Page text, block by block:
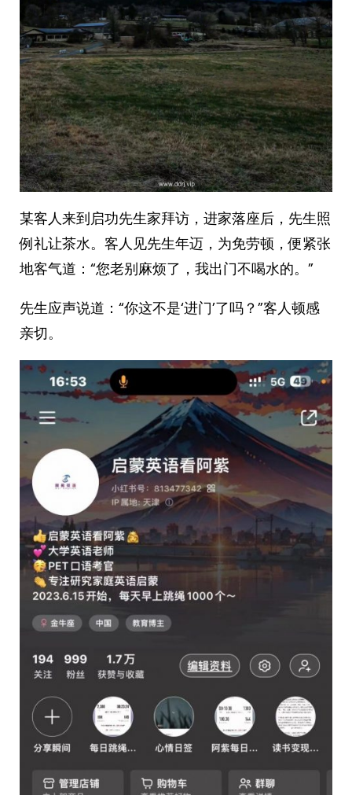
某客人来到启功先生家拜访，进家落座后，先生照
例礼让茶水。客人见先生年迈，为免劳顿，便紧张
地客气道：“您老别麻烦了，我出门不喝水的。”
先生应声说道：“你这不是‘进门’了吗？”客人顿感
亲切。